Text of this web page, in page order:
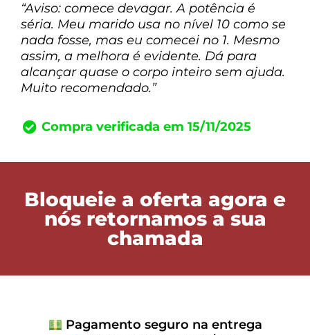
“Aviso: comece devagar. A potência é
séria. Meu marido usa no nível 10 como se
nada fosse, mas eu comecei no 1. Mesmo
assim, a melhora é evidente. Dá para
alcançar quase o corpo inteiro sem ajuda.
Muito recomendado.”
Compra verificada em 15/11/2025
Bloqueie a oferta agora e
nós retornamos a sua
chamada
Pagamento seguro na entrega